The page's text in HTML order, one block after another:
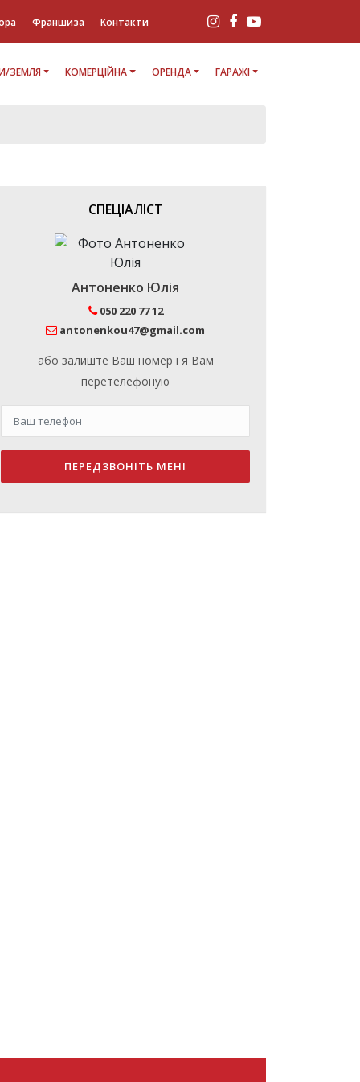
Франшиза Контакти
ЗЕМЛЯ КОМЕРЦІЙНА ОРЕНДА ГАРАЖІ
СПЕЦІАЛІСТ
Антоненко Юлія
050 220 77 12
antonenkou47@gmail.com
або залиште Ваш номер і я Вам
перетелефоную
ПЕРЕДЗВОНІТЬ МЕНІ